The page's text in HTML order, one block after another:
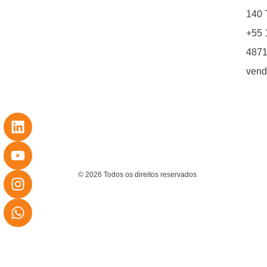
140
+55
© 2026 Todos os direitos reservados